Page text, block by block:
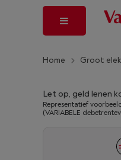
Home Groot
Let op, geld lenen
Representatief
(VARIABELE